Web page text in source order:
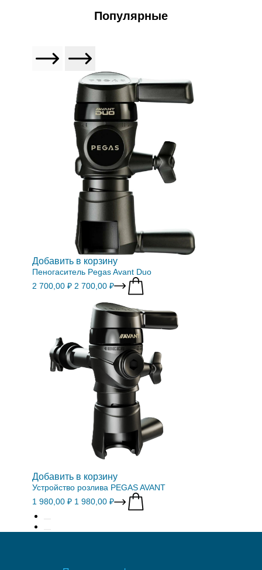
Популярные
Добавить в корзину
Пеногаситель Pegas Avant Duo
2 700,00 ₽ 2 700,00 ₽
Добавить в корзину
Устройство розлива PEGAS AVANT
1 980,00 ₽ 1 980,00 ₽